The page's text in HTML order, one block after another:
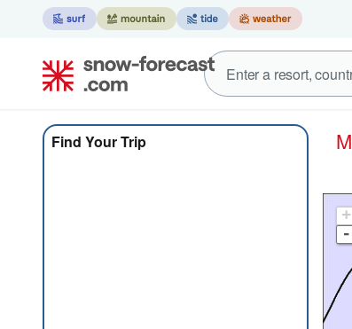
Find Your Trip
+
-